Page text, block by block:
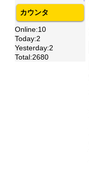
カウンタ
Online:10
Today:2
Yesterday:2
Total:2680